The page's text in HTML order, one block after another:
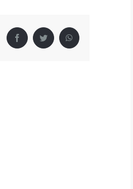
FacebookTwitter WhatsApp